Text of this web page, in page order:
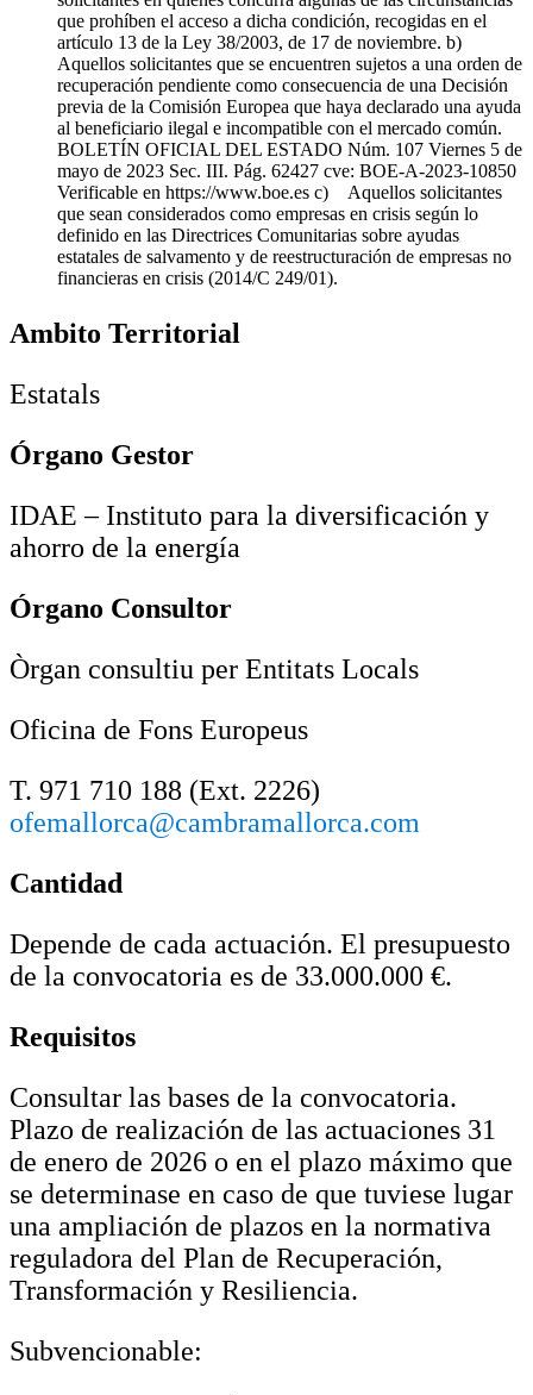
que prohíben el acceso a dicha condición, recogidas en el
artículo 13 de la Ley 38/2003, de 17 de noviembre. b)
Aquellos solicitantes que se encuentren sujetos a una orden de
recuperación pendiente como consecuencia de una Decisión
previa de la Comisión Europea que haya declarado una ayuda
al beneficiario ilegal e incompatible con el mercado común.
BOLETÍN OFICIAL DEL ESTADO Núm. 107 Viernes 5 de
mayo de 2023 Sec. III. Pág. 62427 cve: BOE-A-2023-10850
Verificable en https://www.boe.es c) Aquellos solicitantes
que sean considerados como empresas en crisis según lo
definido en las Directrices Comunitarias sobre ayudas
estatales de salvamento y de reestructuración de empresas no
financieras en crisis (2014/C 249/01).
Ambito Territorial
Estatals
Órgano Gestor
IDAE – Instituto para la diversificación y
ahorro de la energía
Órgano Consultor
Òrgan consultiu per Entitats Locals
Oficina de Fons Europeus
T. 971 710 188 (Ext. 2226)
ofemallorca@cambramallorca.com
Cantidad
Depende de cada actuación. El presupuesto
de la convocatoria es de 33.000.000 €.
Requisitos
Consultar las bases de la convocatoria.
Plazo de realización de las actuaciones 31
de enero de 2026 o en el plazo máximo que
se determinase en caso de que tuviese lugar
una ampliación de plazos en la normativa
reguladora del Plan de Recuperación,
Transformación y Resiliencia.
Subvencionable: